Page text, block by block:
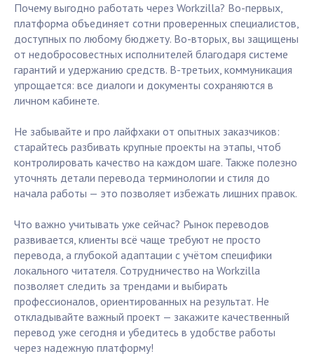
Почему выгодно работать через Workzilla? Во-первых,
платформа объединяет сотни проверенных специалистов,
доступных по любому бюджету. Во-вторых, вы защищены
от недобросовестных исполнителей благодаря системе
гарантий и удержанию средств. В-третьих, коммуникация
упрощается: все диалоги и документы сохраняются в
личном кабинете.
Не забывайте и про лайфхаки от опытных заказчиков:
старайтесь разбивать крупные проекты на этапы, чтоб
контролировать качество на каждом шаге. Также полезно
уточнять детали перевода терминологии и стиля до
начала работы — это позволяет избежать лишних правок.
Что важно учитывать уже сейчас? Рынок переводов
развивается, клиенты всё чаще требуют не просто
перевода, а глубокой адаптации с учётом специфики
локального читателя. Сотрудничество на Workzilla
позволяет следить за трендами и выбирать
профессионалов, ориентированных на результат. Не
откладывайте важный проект — закажите качественный
перевод уже сегодня и убедитесь в удобстве работы
через надежную платформу!